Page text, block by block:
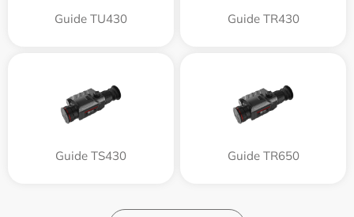
Guide TU430 Guide TR430
Guide TS430 Guide TR650